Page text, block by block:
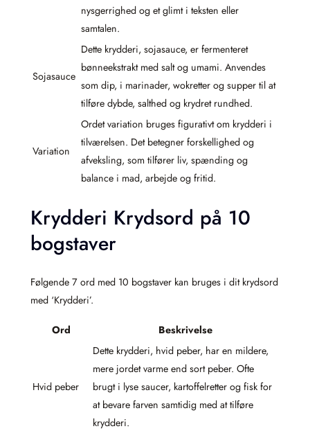
nysgerrighed og et glimt i teksten eller
samtalen.
Sojasauce
Dette krydderi, sojasauce, er fermenteret
bønneekstrakt med salt og umami. Anvendes
som dip, i marinader, wokretter og supper til at
tilføre dybde, salthed og krydret rundhed.
Variation
Ordet variation bruges figurativt om krydderi i
tilværelsen. Det betegner forskellighed og
afveksling, som tilfører liv, spænding og
balance i mad, arbejde og fritid.
Krydderi Krydsord på 10
bogstaver
Følgende 7 ord med 10 bogstaver kan bruges i dit krydsord
med ‘Krydderi’.
Ord Beskrivelse
Hvid peber
Dette krydderi, hvid peber, har en mildere,
mere jordet varme end sort peber. Ofte
brugt i lyse saucer, kartoffelretter og fisk for
at bevare farven samtidig med at tilføre
krydderi.